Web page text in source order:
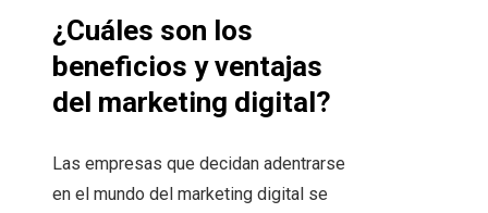
¿Cuáles son los
beneficios y ventajas
del marketing digital?
Las empresas que decidan adentrarse
en el mundo del marketing digital se